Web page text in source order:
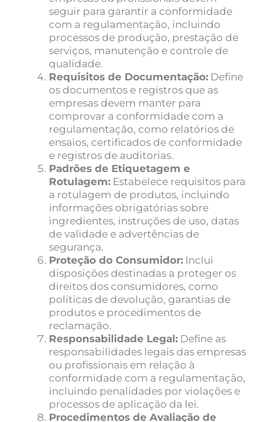
seguir para garantir a conformidade
com a regulamentação, incluindo
processos de produção, prestação de
serviços, manutenção e controle de
qualidade.
Requisitos de Documentação: Define
os documentos e registros que as
empresas devem manter para
comprovar a conformidade com a
regulamentação, como relatórios de
ensaios, certificados de conformidade
e registros de auditorias.
Padrões de Etiquetagem e
Rotulagem: Estabelece requisitos para
a rotulagem de produtos, incluindo
informações obrigatórias sobre
ingredientes, instruções de uso, datas
de validade e advertências de
segurança.
Proteção do Consumidor: Inclui
disposições destinadas a proteger os
direitos dos consumidores, como
políticas de devolução, garantias de
produtos e procedimentos de
reclamação.
Responsabilidade Legal: Define as
responsabilidades legais das empresas
ou profissionais em relação à
conformidade com a regulamentação,
incluindo penalidades por violações e
processos de aplicação da lei.
Procedimentos de Avaliação de